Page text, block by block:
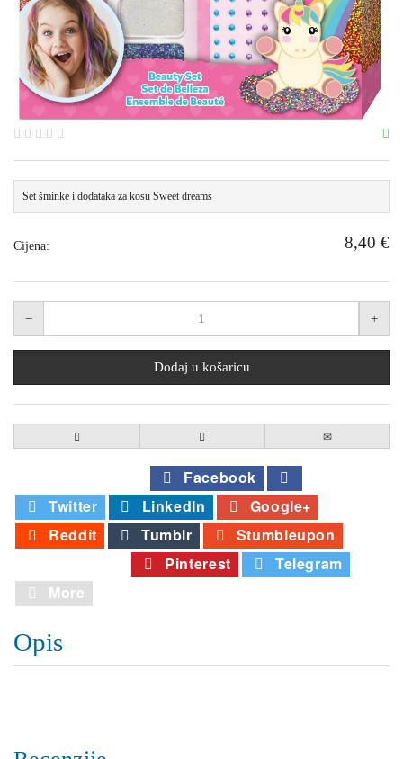
Set šminke i dodataka za kosu Sweet dreams
Cijena: 8,40 €
Facebook
Twitter
LinkedIn
Google+
Reddit
Tumblr
Stumbleupon
Pinterest
Telegram
More
Opis